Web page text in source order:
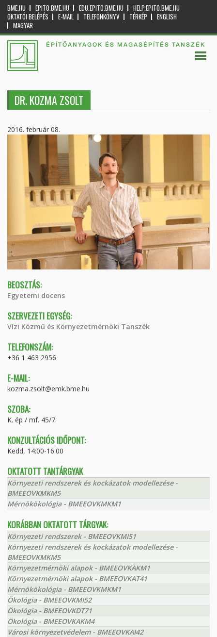
BME.HU EPITO.BME.HU EDU.EPITO.BME.HU
HELP.EPITO.BME.HU
OKTATÓI BELÉPÉS
E-MAIL TELEFONKÖNYV TÉRKÉP
ENGLISH
MAGYAR
ÉPÍTŐANYAGOK ÉS MAGASÉPÍTÉS TANSZÉK
DR. KOZMA ZSOLT
2016. február 08.
BEOSZTÁS:
Egyetemi docens
SZERVEZETI EGYSÉG:
Vízi Közmű és Környezetmérnöki Tanszék
TELEFONSZÁM:
+36 1 463 2956
E-MAIL:
kozma.zsolt@emk.bme.hu
SZOBA:
K. ép / mf. 45/7.
KONZULTÁCIÓS IDŐPONT:
Kedd, 14:00-16:00
OKTATOTT TANTÁRGYAK
Környezeti rendszerek és kockázatok modellezése -
BMEEOVKMKM5
Mérnökökológia - BMEEOVKMKM1
KORÁBBAN OKTATOTT TÁRGYAK:
Környezeti rendszerek - BMEEOVKMI51
Környezeti rendszerek és kockázatok modellezése -
BMEEOVKMKM5
Környezetmérnöki alapok - BMEEOVKAKM1
Környezetmérnöki alapok - BMEEOVKAT41
Mérnökökológia - BMEEOVKMKM1
Ökológia - BMEEOVKMI52
Ökológia - BMEEOVKDT71
Ökológia - BMEEOVKAKM4
Városi környezetvédelem - BMEEOVKAI42